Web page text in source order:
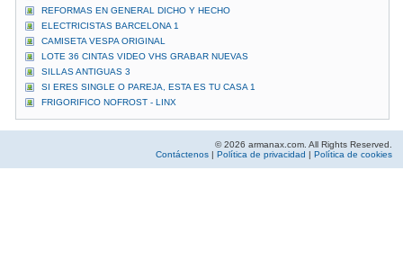
REFORMAS EN GENERAL DICHO Y HECHO
ELECTRICISTAS BARCELONA 1
CAMISETA VESPA ORIGINAL
LOTE 36 CINTAS VIDEO VHS GRABAR NUEVAS
SILLAS ANTIGUAS 3
SI ERES SINGLE O PAREJA, ESTA ES TU CASA 1
FRIGORIFICO NOFROST - LINX
© 2026 armanax.com. All Rights Reserved.
Contáctenos | Política de privacidad | Política de cookies